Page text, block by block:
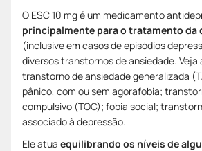
O ESC 10 mg é um medicamento
principalmente para o tratamento da
(inclusive em casos de episódios
diversos transtornos de ansiedade. Veja
transtorno de ansiedade generalizada
pânico, com ou sem agorafobia;
compulsivo (TOC); fobia social;
associado à depressão.
Ele atua equilibrando os níveis de